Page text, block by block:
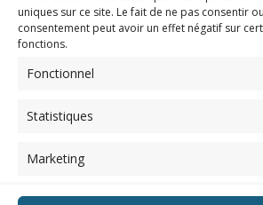
uniques sur ce site. Le fait de ne pas consentir
consentement peut avoir un effet négatif sur
fonctions.
Fonctionnel
Statistiques
Marketing
Mentions légales
Qui suis-je ?
© 2012 - 2026, Imerod. Tous droits réservés.